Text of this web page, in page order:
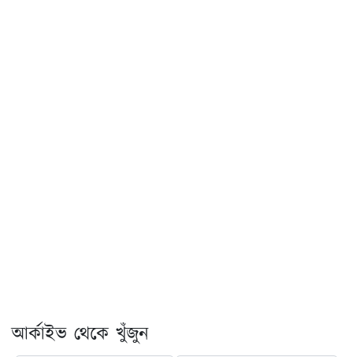
আর্কাইভ থেকে খুঁজুন